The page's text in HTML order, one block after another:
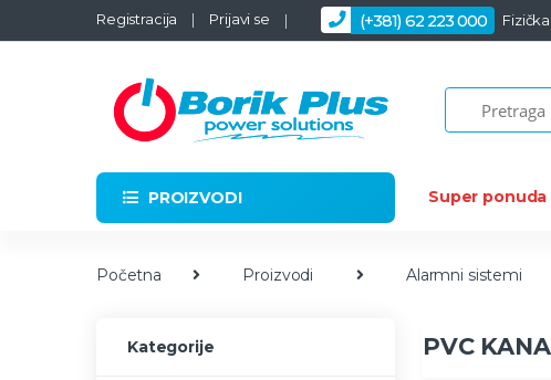
Skip to navigation
Skip to contentRegistracija Prijavi se (+381) 62 223 000
PROIZVODI Super ponuda
Početna Proizvodi Alarmni sistemi
Kategorije PVC